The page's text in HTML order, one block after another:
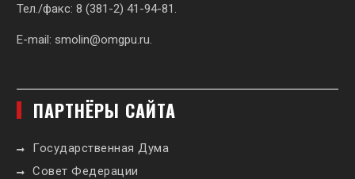
Тел./факс: 8 (381-2) 41-94-81.
E-mail: smolin@omgpu.ru
ПАРТНЁРЫ САЙТА
Государственная Дума
Совет Федерации